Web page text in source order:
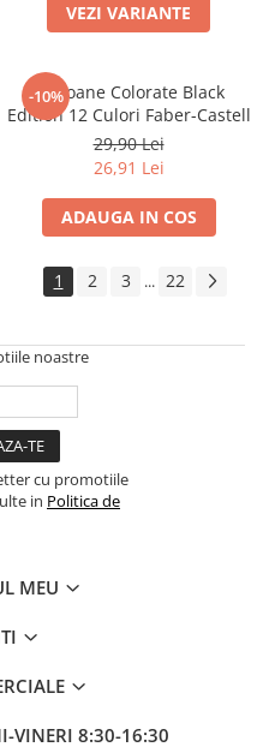
VEZI VARIANTE
-10%
Creioane Colorate Black
Edition 12 Culori Faber-Castell
29,90 Lei
26,91 Lei
ADAUGA IN COS
1 2 3 ... 22
noastre
cu promotiile
in Politica de
MEU
VINERI 8:30-16:30